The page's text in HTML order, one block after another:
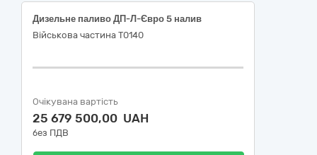
Дизельне паливо ДП-Л-Євро 5 налив
Військова частина Т0140
Очікувана вартість
25 679 500,00 UAH
без ПДВ